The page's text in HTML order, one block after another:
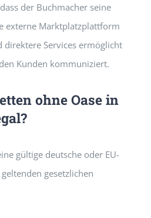
der Buchmacher seine
externe Marktplatzplattform
direktere Services ermöglicht
Kunden kommuniziert.
ohne Oase in
gültige deutsche oder EU-
gesetzlichen